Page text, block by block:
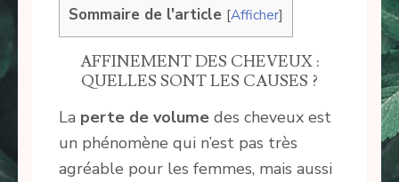
Sommaire de l'article [Afficher]
AFFINEMENT DES CHEVEUX :
QUELLES SONT LES CAUSES ?
La perte de volume des cheveux est
un phénomène qui n’est pas très
agréable pour les femmes, mais aussi